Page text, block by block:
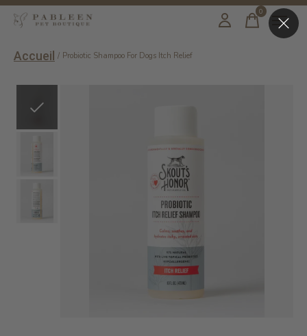
0items
Accueil / Probiotic Shampoo For Dogs Itch Relief